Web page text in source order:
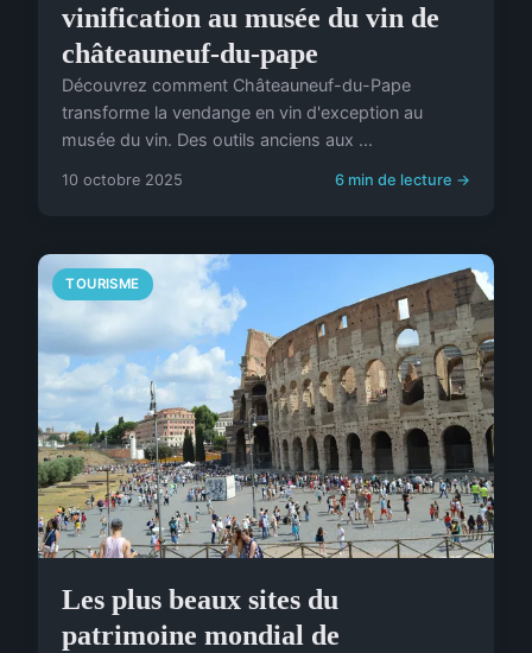
vinification au musée du vin de
châteauneuf-du-pape
Découvrez comment Châteauneuf-du-Pape
transforme la vendange en vin d'exception au
musée du vin. Des outils anciens aux ...
10 octobre 2025 6 min de lecture →
TOURISME
Les plus beaux sites du
patrimoine mondial de